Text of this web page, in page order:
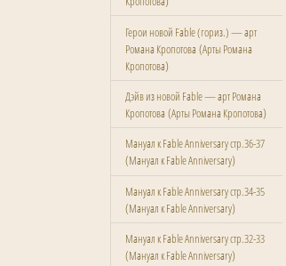
Герои новой Fable (гориз.) — арт
Романа Кропотова (Арты Романа
Кропотова)
Дэйв из новой Fable — арт Романа
Кропотова (Арты Романа Кропотова)
Мануал к Fable Anniversary стр.36-37
(Мануал к Fable Anniversary)
Мануал к Fable Anniversary стр.34-35
(Мануал к Fable Anniversary)
Мануал к Fable Anniversary стр.32-33
(Мануал к Fable Anniversary)